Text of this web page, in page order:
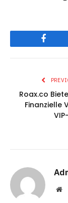
Roax.co
Finanzielle